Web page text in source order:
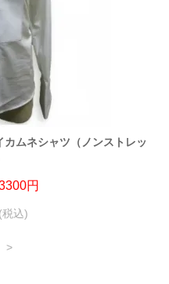
カムネシャツ（ノンストレッ
円
込)
>